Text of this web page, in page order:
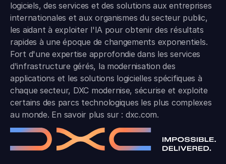
logiciels, des services et des solutions aux entreprises
internationales et aux organismes du secteur public,
les aidant à exploiter l'IA pour obtenir des résultats
rapides à une époque de changements exponentiels.
Fort d'une expertise approfondie dans les services
d'infrastructure gérés, la modernisation des
applications et les solutions logicielles spécifiques à
chaque secteur, DXC modernise, sécurise et exploite
certains des parcs technologiques les plus complexes
au monde. En savoir plus sur : dxc.com.